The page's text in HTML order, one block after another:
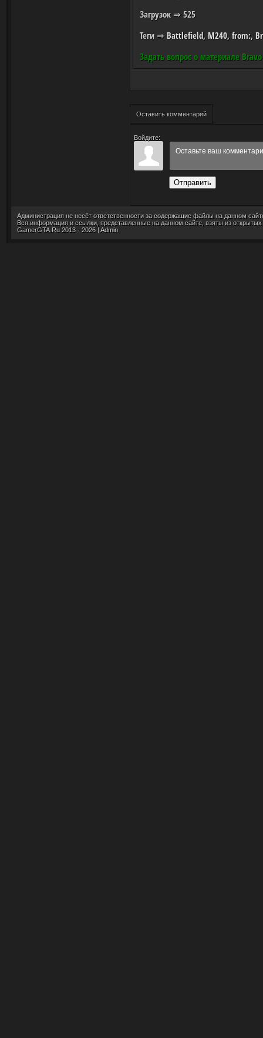
Загрузок⇒ 525
Теги ⇒ Battlefield, M240,from:,
Задать вопрос о материале
Оставить комментарий
Войдите:
Отправить
Администрация не несёт ответственности за содержащие файлы на данном
Вся информация и ссылки, представленные на данном сайте, взяты из
GamerGTA.Ru 2013 - 2026 |Admin